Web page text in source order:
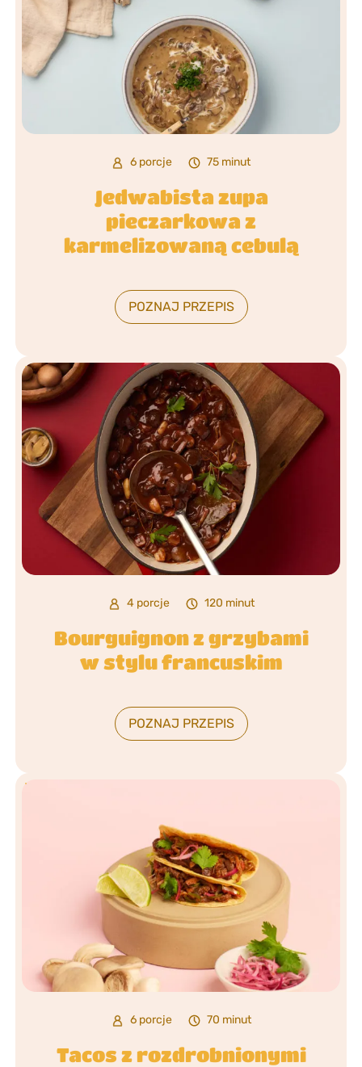
6 porcje 75 minut
Jedwabista zupa
pieczarkowa z
karmelizowaną cebulą
POZNAJ PRZEPIS
4 porcje 120 minut
Bourguignon z grzybami
w stylu francuskim
POZNAJ PRZEPIS
6 porcje 70 minut
Tacos z rozdrobnionymi